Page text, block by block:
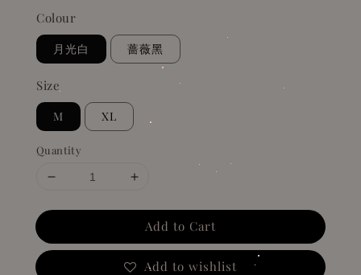
Colour
月光白 蔷薇黑
Size
M XL
Quantity
Add to Cart
Add to wishlist